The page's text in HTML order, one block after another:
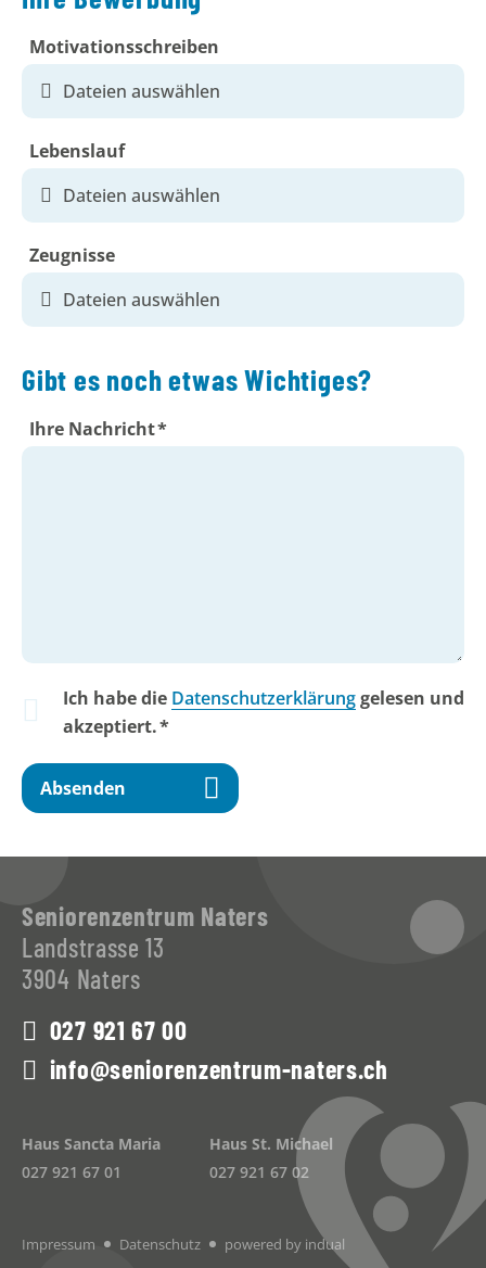
Motivationsschreiben
Dateien auswählen
Lebenslauf
Dateien auswählen
Zeugnisse
Dateien auswählen
Gibt es noch etwas Wichtiges?
Ihre Nachricht*
Ich habe die Datenschutzerklärunggelesen und
akzeptiert.*
Absenden
Seniorenzentrum Naters
Landstrasse 13
3904 Naters
027 921 67 00
info@seniorenzentrum-naters.ch
Haus Sancta Maria
027 921 67 01
Haus St. Michael
027 921 67 02
Impressum Datenschutz powered by indual